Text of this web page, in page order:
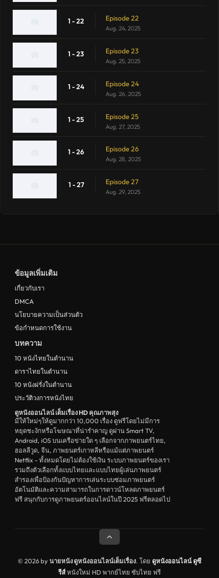
1 - 22 Episode 22
Aug. 24, 2025
1 - 23 Episode 23
Aug. 25, 2025
1 - 24 Episode 24
Aug. 26, 2025
1 - 25 Episode 25
Aug. 27, 2025
1 - 26 Episode 26
Aug. 28, 2025
1 - 27 Episode 27
Aug. 29, 2025
ข้อมูลเพิ่มเติม
เกี่ยวกับเรา
DMCA
นโยบายความเป็นส่วนตัว
ข้อกำหนดการใช้งาน
บทความ
10 หนังไทยในตำนาน
ดาราไทยในตำนาน
10 หนังฝรั่งในตำนาน
ประวัติวงการหนังไทย
ดูหนังออนไลน์ เต็มเรื่อง HD คุณภาพสุง
มีให้ใหม่ๆให้ดูมากกว่า 10,000 เรื่อง ดูฟรีโดยไม่มีการ
หยุดชะงักหรือโฆษณาที่น่ารำคาญ ดูผ่าน Smart TV,
Android, iOS บนเครือข่ายใด ๆ เลือกจากภาพยนตร์ไทย,
ฮอลลีวูด, จีน, ภาพยนตร์เกาหลีหรือแม้แต่ภาพยนตร์
Netflix - ทั้งหมดโดยไม่ต้องใช้เงิน ระบบภาพยนตร์ของเรา
รวมถึงตัวเลือกทั้งแบบไทยและแบบไทยผู้เล่นภาพยนตร์
สำรองเพื่อป้องกันปัญหาการเล่นระบบซ่อมภาพยนตร์
อัตโนมัติและความสามารถในการดาวน์โหลดภาพยนตร์
ฟรี สนุกกับการดูภาพยนตร์ออนไลน์ในปี 2025 ฟรีตลอดไป
© 2026 byนายหนัง ดูหนังออนไลน์เต็มเรื่อง. โดย ดูหนังออนไลน์ ดูซี
รีส์หนังใหม่ HD พากย์ไทย ซับไทย ฟรี